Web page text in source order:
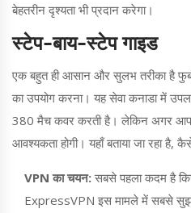
बेहतरीन दृश्यता भी प्रदान करेगा।
स्टेप-बाय-स्टेप गाइड
एक बहुत ही आसान और सुलभ तरीका है
का उपयोग करना। यह सेवा कनाडा में
380 मैच कवर करती है। लेकिन अगर आप
आवश्यकता होगी। यहाँ बताया जा रहा
VPN का चयन: सबसे पहला कदम है
ExpressVPN इस मामले में सबसे